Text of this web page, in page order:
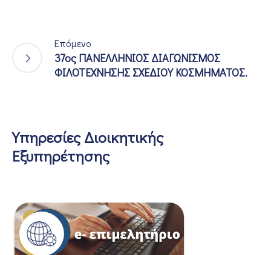
Επόμενο
37ος ΠΑΝΕΛΛΗΝΙΟΣ ΔΙΑΓΩΝΙΣΜΟΣ
ΦΙΛΟΤΕΧΝΗΣΗΣ ΣΧΕΔΙΟΥ ΚΟΣΜΗΜΑΤΟΣ.
Υπηρεσίες Διοικητικής
Εξυπηρέτησης